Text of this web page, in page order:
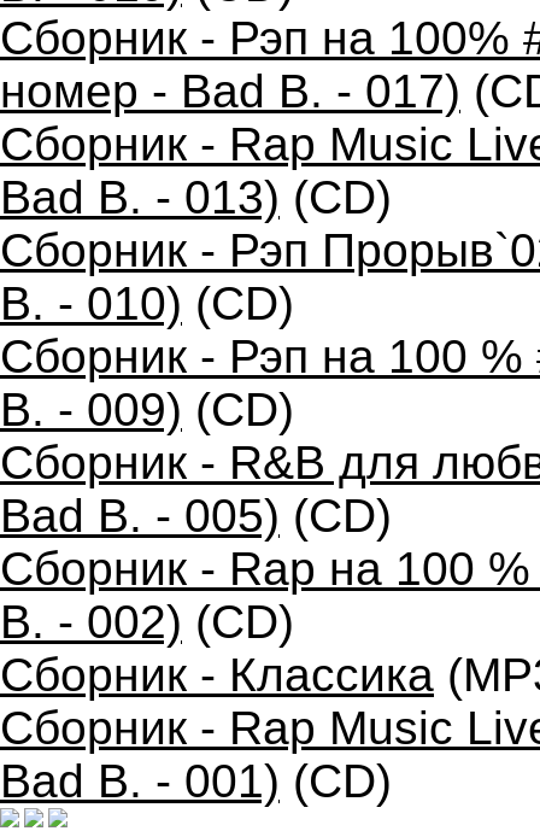
Сборник - Рэп на 100%
номер - Bad B. - 017)
Сборник - Rap Music
Bad B. - 013) (CD)
Сборник - Рэп
B. - 010) (CD)
Сборник - Рэп на 100
B. - 009) (CD)
Сборник - R&B для
Bad B. - 005) (CD)
Сборник - Rap на 100
B. - 002) (CD)
Сборник - Классика
Сборник - Rap Music
Bad B. - 001) (CD)